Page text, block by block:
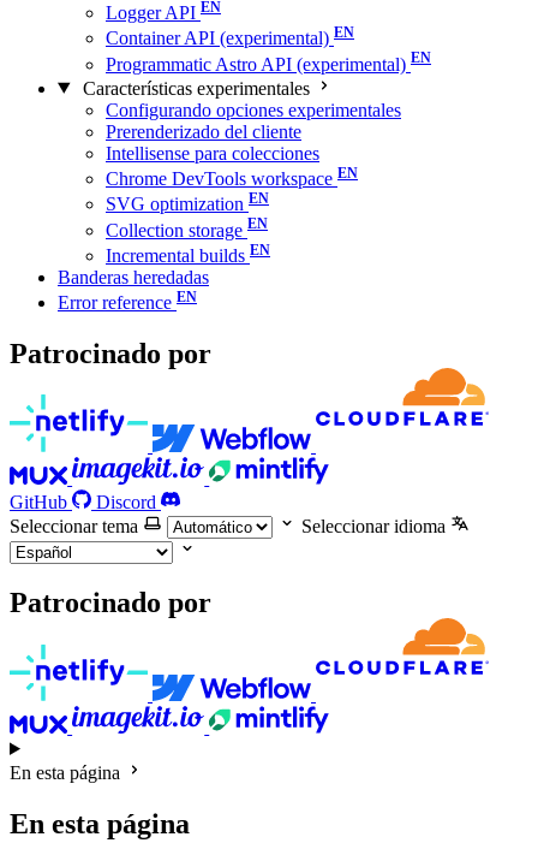
Logger API
Container API (experimental)
Programmatic Astro API (experimental)
Características experimentales
Configurando opciones experimentales
Prerenderizado del cliente
Intellisense para colecciones
Chrome DevTools workspace
SVG optimization
Collection storage
Incremental builds
Banderas heredadas
Error reference
Patrocinado por
GitHub
Discord
Seleccionar tema
Seleccionar idioma
Patrocinado por
En esta página
En esta página